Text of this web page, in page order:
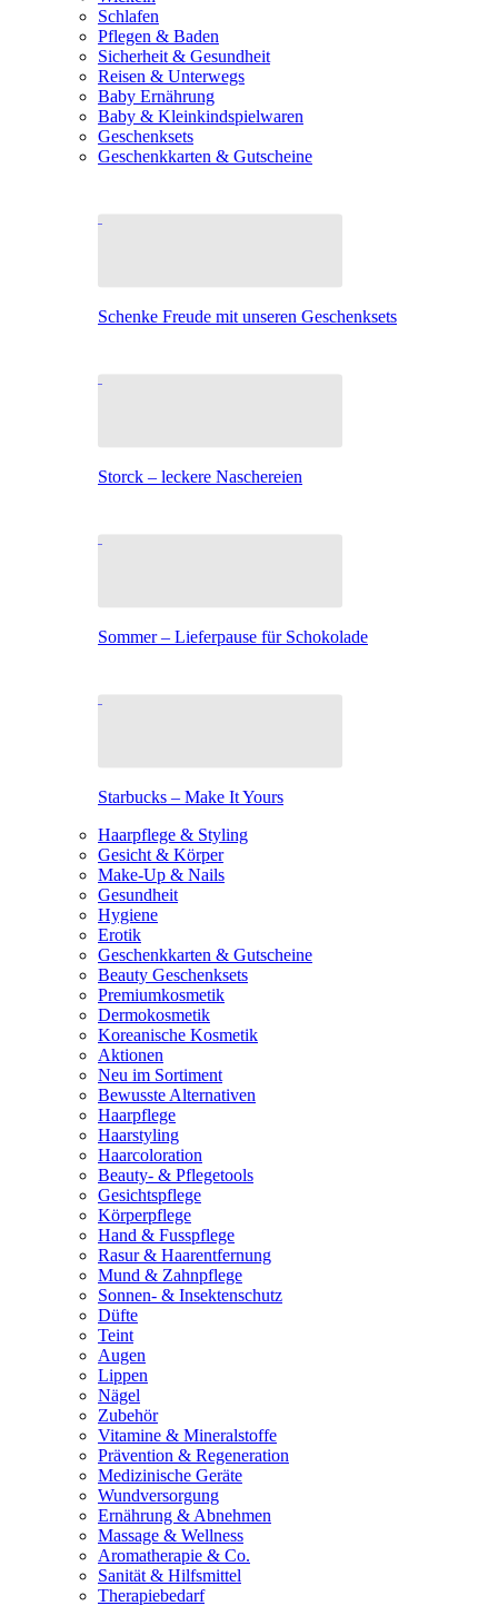
Schlafen
Pflegen & Baden
Sicherheit & Gesundheit
Reisen & Unterwegs
Baby Ernährung
Baby & Kleinkindspielwaren
Geschenksets
Geschenkkarten & Gutscheine
Schenke Freude mit unseren Geschenksets
Storck – leckere Naschereien
Sommer – Lieferpause für Schokolade
Starbucks – Make It Yours
Haarpflege & Styling
Gesicht & Körper
Make-Up & Nails
Gesundheit
Hygiene
Erotik
Geschenkkarten & Gutscheine
Beauty Geschenksets
Premiumkosmetik
Dermokosmetik
Koreanische Kosmetik
Aktionen
Neu im Sortiment
Bewusste Alternativen
Haarpflege
Haarstyling
Haarcoloration
Beauty- & Pflegetools
Gesichtspflege
Körperpflege
Hand & Fusspflege
Rasur & Haarentfernung
Mund & Zahnpflege
Sonnen- & Insektenschutz
Düfte
Teint
Augen
Lippen
Nägel
Zubehör
Vitamine & Mineralstoffe
Prävention & Regeneration
Medizinische Geräte
Wundversorgung
Ernährung & Abnehmen
Massage & Wellness
Aromatherapie & Co.
Sanität & Hilfsmittel
Therapiebedarf